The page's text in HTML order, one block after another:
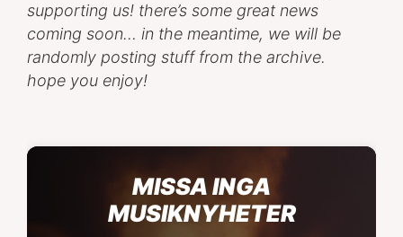
supporting us! there’s some great news
coming soon… in the meantime, we will be
randomly posting stuff from the archive.
hope you enjoy!
MISSA INGA
MUSIKNYHETER